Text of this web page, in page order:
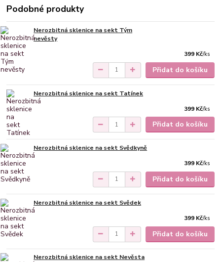
Podobné produkty
Nerozbitná sklenice na sekt Tým
nevěsty
399 Kč/ks
Přidat do košíku
Nerozbitná sklenice na sekt Tatínek
399 Kč/ks
Přidat do košíku
Nerozbitná sklenice na sekt Svědkyně
399 Kč/ks
Přidat do košíku
Nerozbitná sklenice na sekt Svědek
399 Kč/ks
Přidat do košíku
Nerozbitná sklenice na sekt Nevěsta